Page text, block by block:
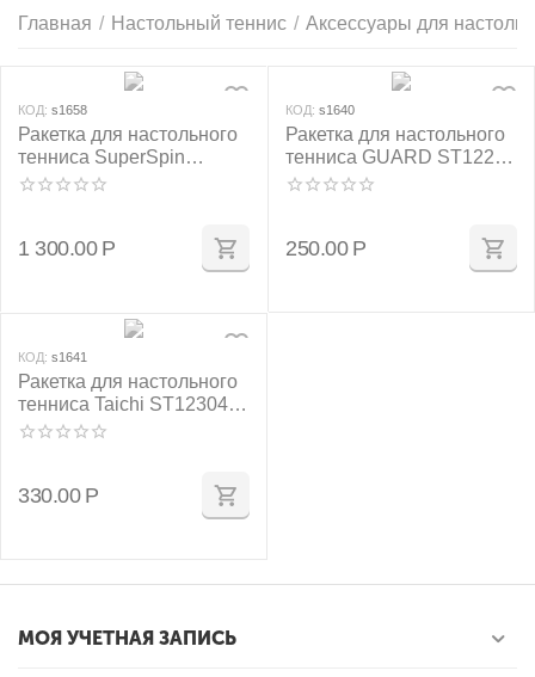
Главная / Настольный теннис / Аксессуары для
КОД: s1658
Ракетка для настольного
тенниса SuperSpin
ST12601 6*
1 300.00 Р
КОД: s1640
Ракетка для настольного
тенниса GUARD ST12204
2*
250.00 Р
КОД: s1641
Ракетка для настольного
тенниса Taichi ST12304
3*
330.00 Р
МОЯ УЧЕТНАЯ ЗАПИСЬ